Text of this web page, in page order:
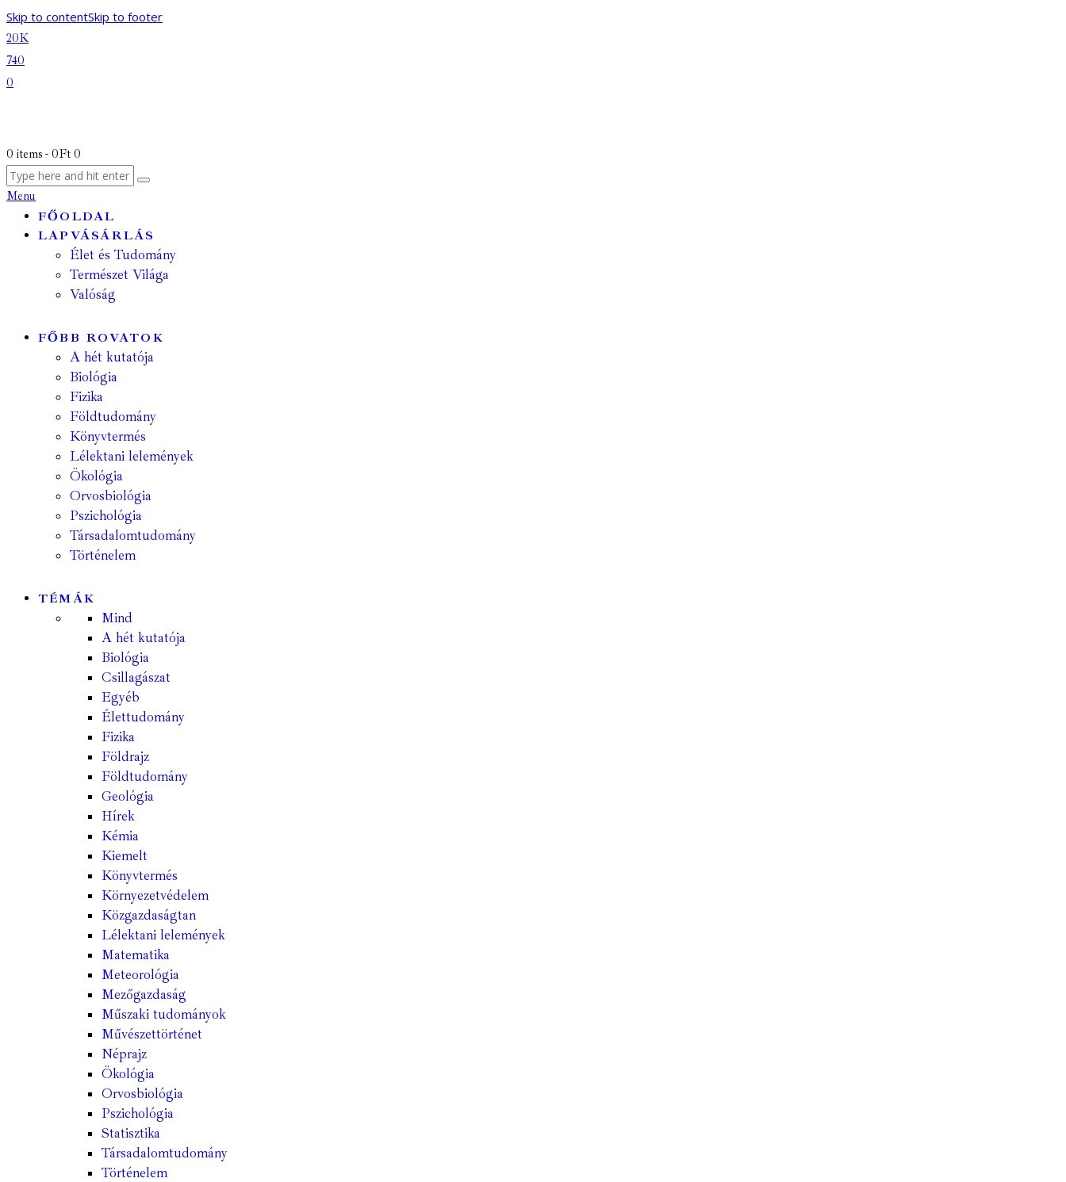
Skip to contentSkip to footer
20K
740
0
0 items - 0Ft 0
Menu
FŐOLDAL
LAPVÁSÁRLÁS
Élet és Tudomány
Természet Világa
Valóság
FŐBB ROVATOK
A hét kutatója
Biológia
Fizika
Földtudomány
Könyvtermés
Lélektani lelemények
Ökológia
Orvosbiológia
Pszichológia
Társadalomtudomány
Történelem
TÉMÁK
Mind
A hét kutatója
Biológia
Csillagászat
Egyéb
Élettudomány
Fizika
Földrajz
Földtudomány
Geológia
Hírek
Kémia
Kiemelt
Könyvtermés
Környezetvédelem
Közgazdaságtan
Lélektani lelemények
Matematika
Meteorológia
Mezőgazdaság
Műszaki tudományok
Művészettörténet
Néprajz
Ökológia
Orvosbiológia
Pszichológia
Statisztika
Társadalomtudomány
Történelem